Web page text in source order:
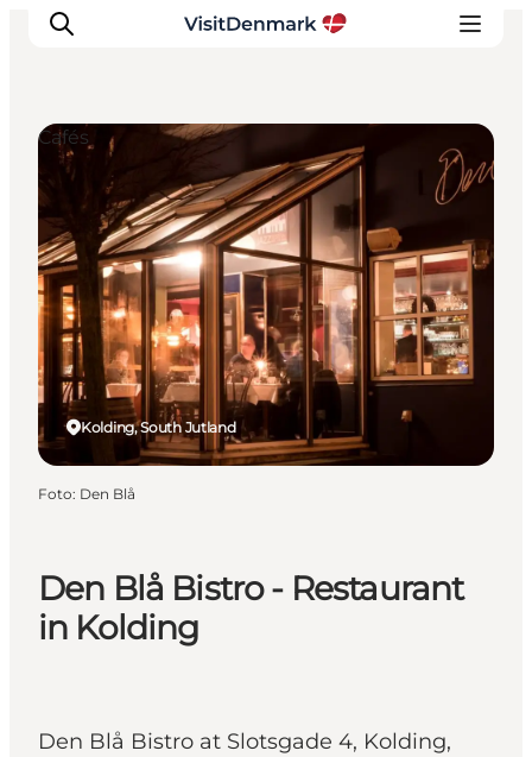
Inspiration
Resmål
Aktiviteter
Övernatta
Planera resan
Den Blå Bistro - Restaurant
in Kolding
Den Blå Bistro at Slotsgade 4, Kolding,
Kolding, South Jutland
Cafés
Foto: Den Blå